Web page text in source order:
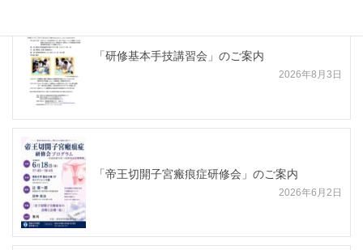
「研修基本手技講習会」のご案内
2026年8月3日
「帝王切開子宮瘢痕症研修会」のご案内
2026年6月2日